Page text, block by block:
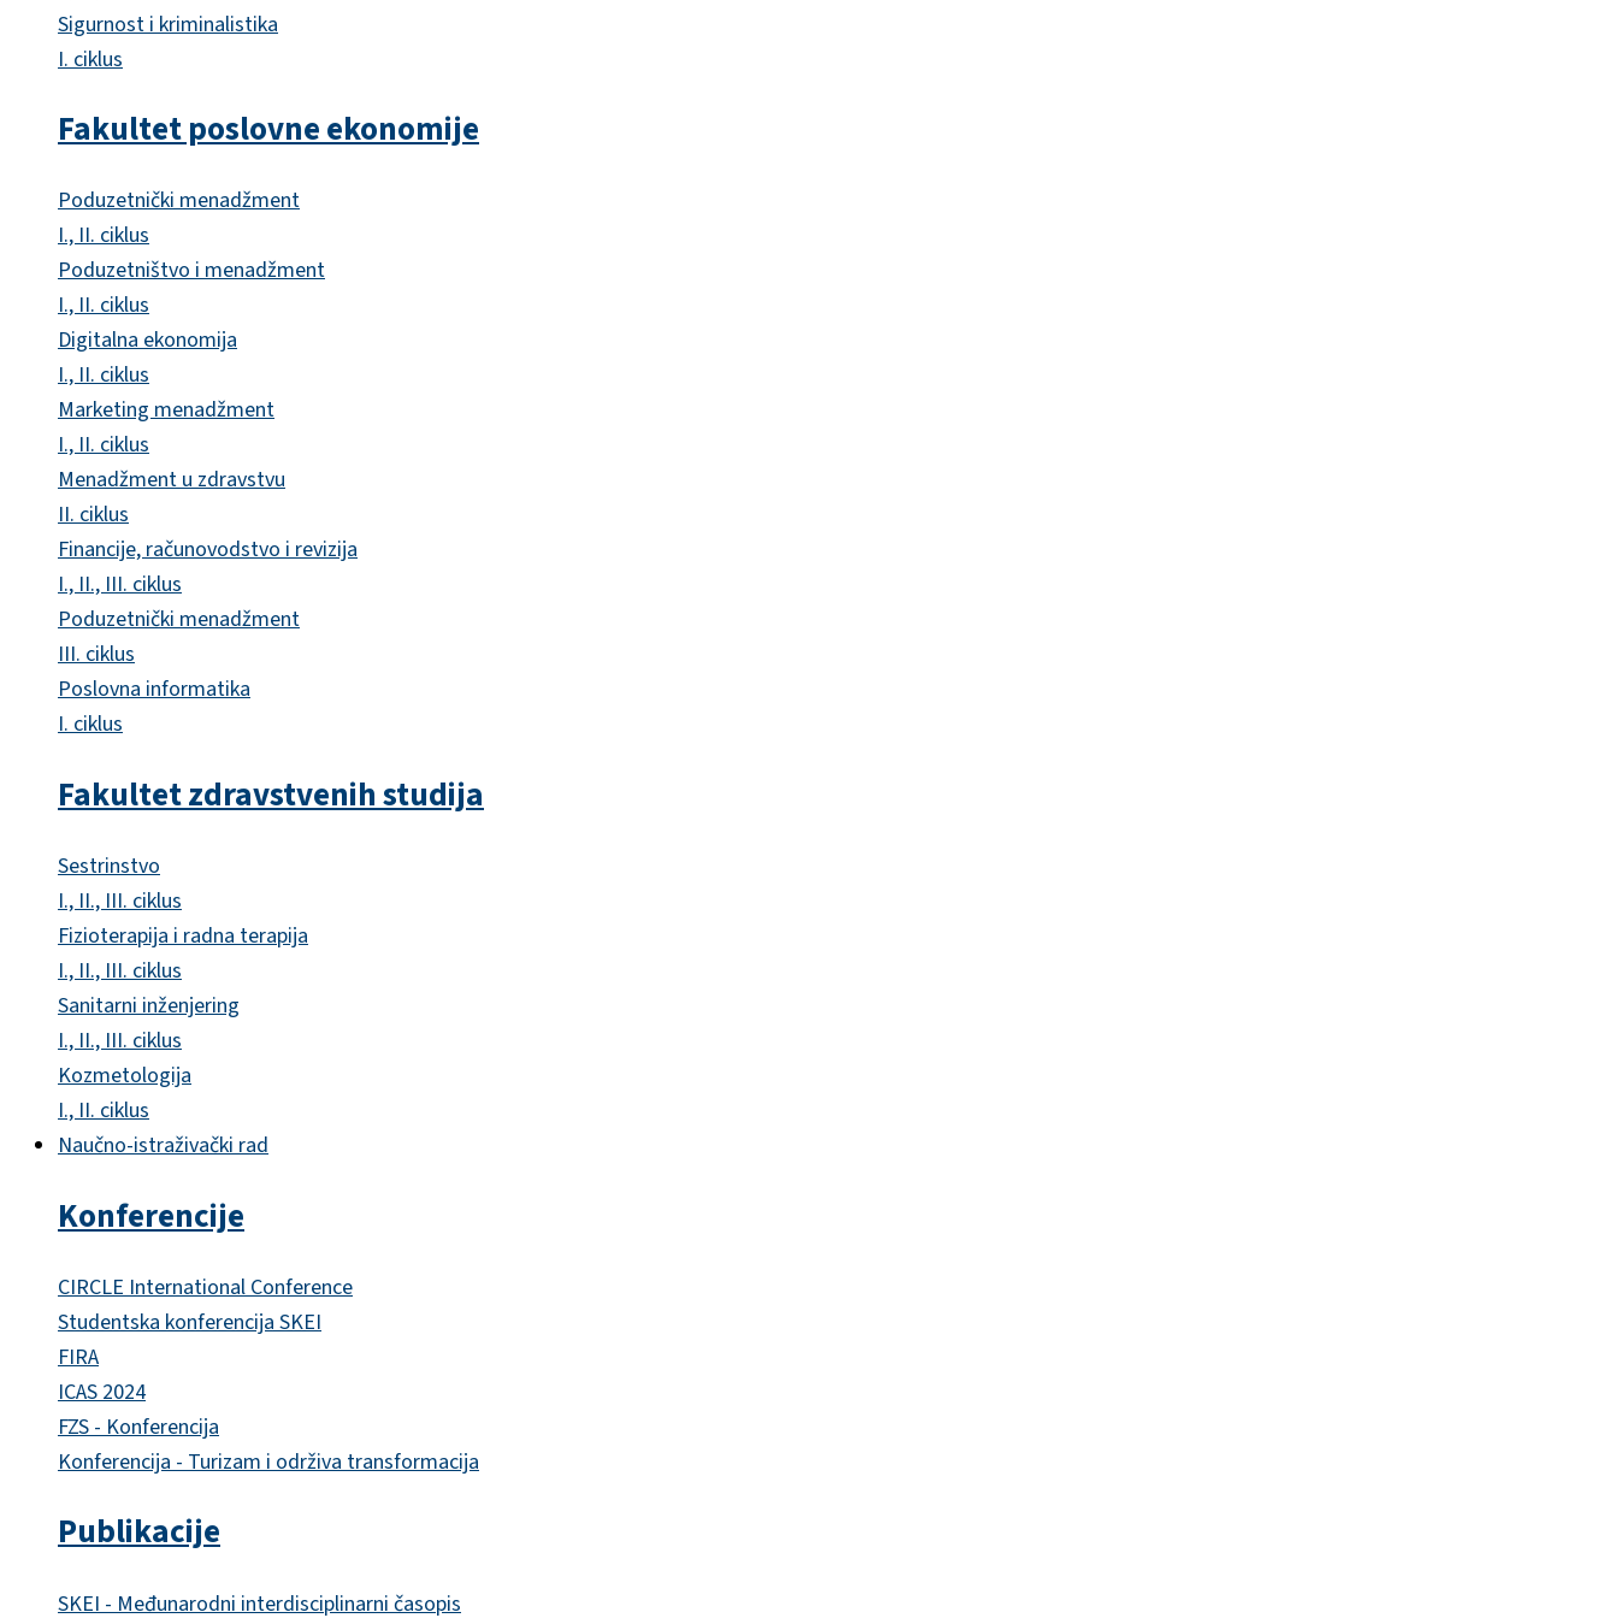
Sigurnost i kriminalistika
I. ciklus
Fakultet poslovne ekonomije
Poduzetnički menadžment
I., II. ciklus
Poduzetništvo i menadžment
I., II. ciklus
Digitalna ekonomija
I., II. ciklus
Marketing menadžment
I., II. ciklus
Menadžment u zdravstvu
II. ciklus
Financije, računovodstvo i revizija
I., II., III. ciklus
Poduzetnički menadžment
III. ciklus
Poslovna informatika
I. ciklus
Fakultet zdravstvenih studija
Sestrinstvo
I., II., III. ciklus
Fizioterapija i radna terapija
I., II., III. ciklus
Sanitarni inženjering
I., II., III. ciklus
Kozmetologija
I., II. ciklus
Naučno-istraživački rad
Konferencije
CIRCLE International Conference
Studentska konferencija SKEI
FIRA
ICAS 2024
FZS - Konferencija
Konferencija - Turizam i održiva transformacija
Publikacije
SKEI - Međunarodni interdisciplinarni časopis